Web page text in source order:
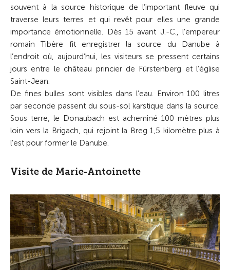
souvent à la source historique de l’important fleuve qui
traverse leurs terres et qui revêt pour elles une grande
importance émotionnelle. Dès 15 avant J.-C., l’empereur
romain Tibère fit enregistrer la source du Danube à
l’endroit où, aujourd’hui, les visiteurs se pressent certains
jours entre le château princier de Fürstenberg et l’église
Saint-Jean.
De fines bulles sont visibles dans l’eau. Environ 100 litres
par seconde passent du sous-sol karstique dans la source.
Sous terre, le Donaubach est acheminé 100 mètres plus
loin vers la Brigach, qui rejoint la Breg 1,5 kilomètre plus à
l’est pour former le Danube.
Visite de Marie-Antoinette